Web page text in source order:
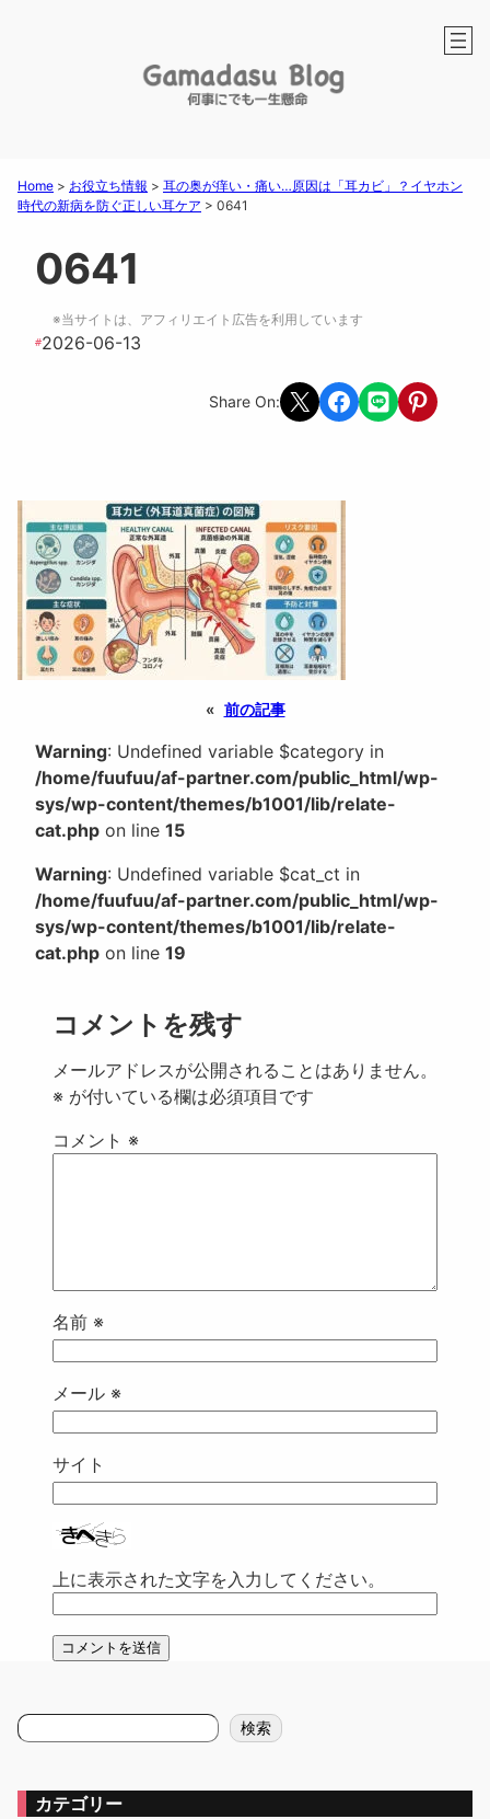
Home > お役立ち情報 > 耳の奥が痒い・痛い…原因は「耳カビ」？イヤホン
時代の新病を防ぐ正しい耳ケア > 0641
0641
※当サイトは、アフィリエイト広告を利用しています
#2026-06-13
Share On: Share on X Share on Facebook
Share on LINEShare on
« 前の記事
Warning: Undefined variable $category in
/home/fuufuu/af-partner.com/public_html/wp-
sys/wp-content/themes/b1001/lib/relate-
cat.php on line 15
Warning: Undefined variable $cat_ct in
/home/fuufuu/af-partner.com/public_html/wp-
sys/wp-content/themes/b1001/lib/relate-
cat.php on line 19
コメントを残す
メールアドレスが公開されることはありません。
※ が付いている欄は必須項目です
コメント ※
名前 ※
メール ※
サイト
上に表示された文字を入力してください。
検
索
検索
カテゴリー